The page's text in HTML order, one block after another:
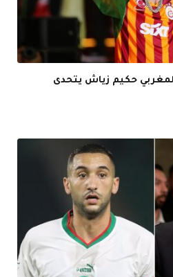
حكيم زياش يتحدى